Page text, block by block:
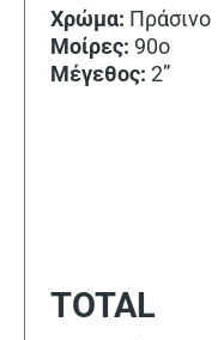
Χρώμα: Πράσινο
Μοίρες: 90ο
Μέγεθος: 2”
TOTAL